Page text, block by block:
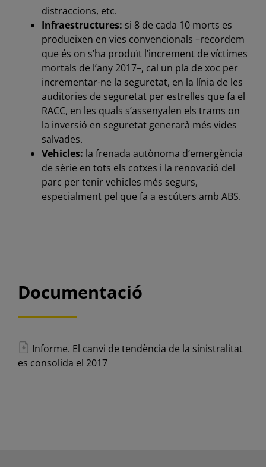
distraccions, etc.
Infraestructures: si 8 de cada 10 morts es
produeixen en vies convencionals –recordem
que és on s’ha produït l’increment de víctimes
mortals de l’any 2017–, cal un pla de xoc per
incrementar-ne la seguretat, en la línia de les
auditories de seguretat per estrelles que fa el
RACC, en les quals s’assenyalen els trams on
la inversió en seguretat generarà més vides
salvades.
Vehicles: la frenada autònoma d’emergència
de sèrie en tots els cotxes i la renovació del
parc per tenir vehicles més segurs,
especialment pel que fa a escúters amb ABS.
Documentació
Informe. El canvi de tendència de la sinistralitat
es consolida el 2017